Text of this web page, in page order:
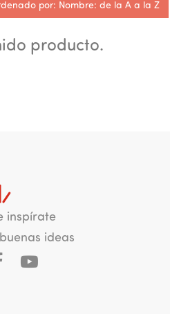
por: Nombre: de la A a la Z
producto.
inspírate
ideas